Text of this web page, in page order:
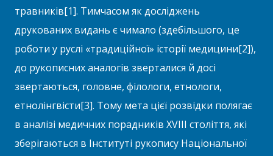
травників[1]. Тимчасом як досліджень
друкованих видань є чимало (здебільшого, це
роботи у руслі «традиційної» історії медицини[2]),
до рукописних аналогів зверталися й досі
звертаються, головне, філологи, етнологи,
етнолінгвісти[3]. Тому мета цієї розвідки полягає
в аналізі медичних порадників XVIII століття, які
зберігаються в Інституті рукопису Національної